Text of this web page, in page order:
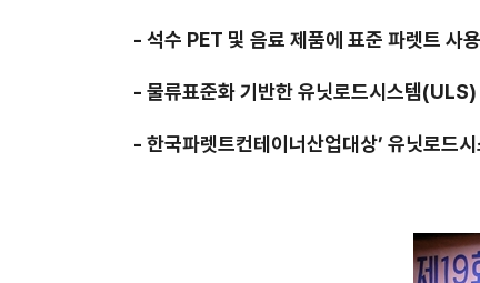
- 석수 PET 및 음료 제품에 표준 파렛트 사
- 물류표준화 기반한 유닛로드시스템(ULS)
- 한국파렛트컨테이너산업대상’ 유닛로드시